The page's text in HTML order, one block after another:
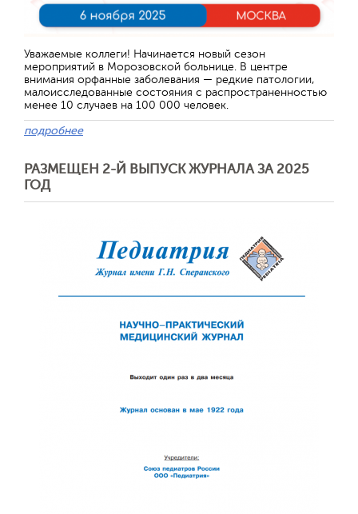
Уважаемые коллеги! Начинается новый сезон
мероприятий в Морозовской больнице. В центре
внимания орфанные заболевания — редкие патологии,
малоисследованные состояния с распространенностью
менее 10 случаев на 100 000 человек.
подробнее
РАЗМЕЩЕН 2-Й ВЫПУСК ЖУРНАЛА ЗА 2025
ГОД